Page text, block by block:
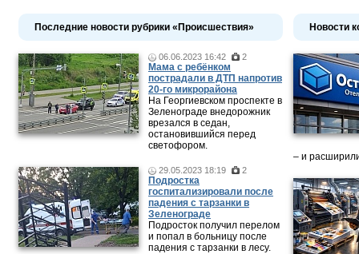
Последние новости рубрики «Происшествия»
06.06.2023 16:42 2
Мама c ребёнком
пострадали в ДТП напротив
20-го микрорайона
На Георгиевском проспекте в
Зеленограде внедорожник
врезался в седан,
остановившийся перед
светофором.
29.05.2023 18:19 2
Подростка
госпитализировали после
падения с тарзанки в
Зеленограде
Подросток получил перелом
и попал в больницу после
падения с тарзанки в лесу.
Новости
– и